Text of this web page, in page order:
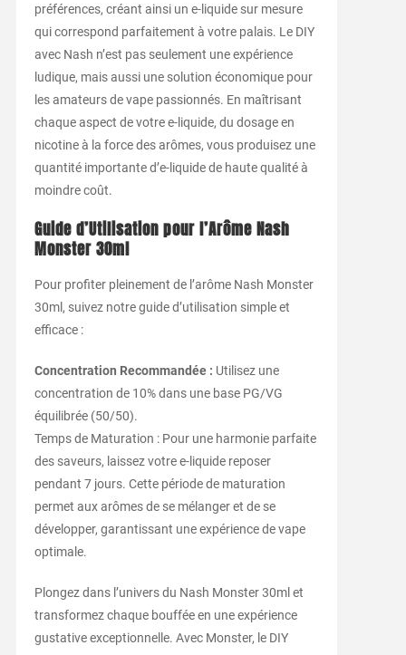
préférences, créant ainsi un e-liquide sur mesure
qui correspond parfaitement à votre palais. Le DIY
avec Nash n’est pas seulement une expérience
ludique, mais aussi une solution économique pour
les amateurs de vape passionnés. En maîtrisant
chaque aspect de votre e-liquide, du dosage en
nicotine à la force des arômes, vous produisez une
quantité importante d’e-liquide de haute qualité à
moindre coût.
Guide d’Utilisation pour l’Arôme Nash
Monster 30ml
Pour profiter pleinement de l’arôme Nash Monster
30ml, suivez notre guide d’utilisation simple et
efficace :
Concentration Recommandée : Utilisez une
concentration de 10% dans une base PG/VG
équilibrée (50/50).
Temps de Maturation : Pour une harmonie parfaite
des saveurs, laissez votre e-liquide reposer
pendant 7 jours. Cette période de maturation
permet aux arômes de se mélanger et de se
développer, garantissant une expérience de vape
optimale.
Plongez dans l’univers du Nash Monster 30ml et
transformez chaque bouffée en une expérience
gustative exceptionnelle. Avec Monster, le DIY